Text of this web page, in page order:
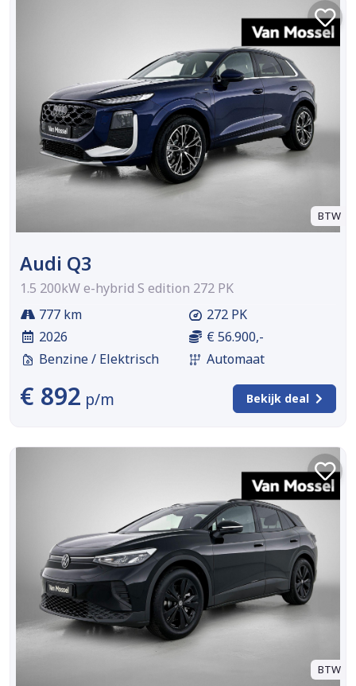
BTW
Audi Q3
1.5 200kW e-hybrid S edition 272 PK
777 km
2026
Benzine / Elektrisch
272 PK
€ 56.900,-
Automaat
€ 892 p/m Bekijk deal
BTW